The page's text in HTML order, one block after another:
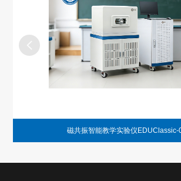
磁共振智能教学实验仪EDUClassic-